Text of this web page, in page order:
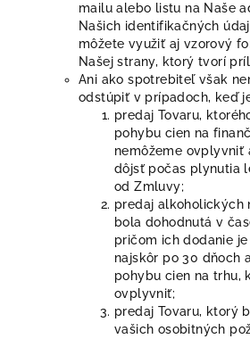
mailu alebo listu na Naše
Našich identifikačných
môžete využiť aj vzorový
Našej strany, ktorý tvorí
Ani ako spotrebiteľ však
odstúpiť v prípadoch, keď
predaj Tovaru,
pohybu cien na
nemôžeme ovplyvniť
dôjsť počas plynutia
od Zmluvy;
predaj alkoholických
bola dohodnutá v
pričom ich dodanie
najskôr po 30 dňoch
pohybu cien na trhu,
ovplyvniť;
predaj Tovaru, ktorý
vašich osobitných